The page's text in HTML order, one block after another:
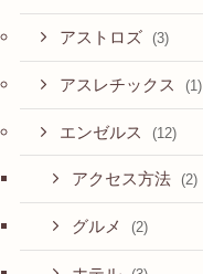
アストロズ (3)
アスレチックス (1)
エンゼルス (12)
アクセス方法 (2)
グルメ (2)